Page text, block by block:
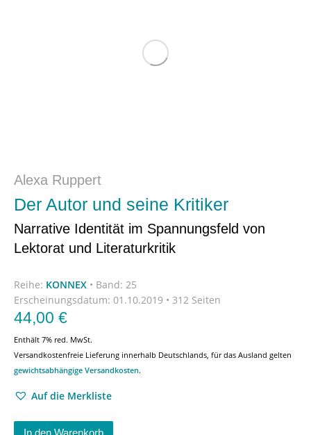
Alexa Ruppert
Der Autor und seine Kritiker
Narrative Identität im Spannungsfeld von
Lektorat und Literaturkritik
Reihe: KONNEX • Band: 25
Erscheinungsdatum: 01.10.2019 • 312 Seiten
44,00 €
Enthält 7% red. MwSt.
Versandkostenfreie Lieferung innerhalb Deutschlands, für das Ausland gelten
gewichtsabhängige Versandkosten.
Auf die Merkliste
In den Warenkorb